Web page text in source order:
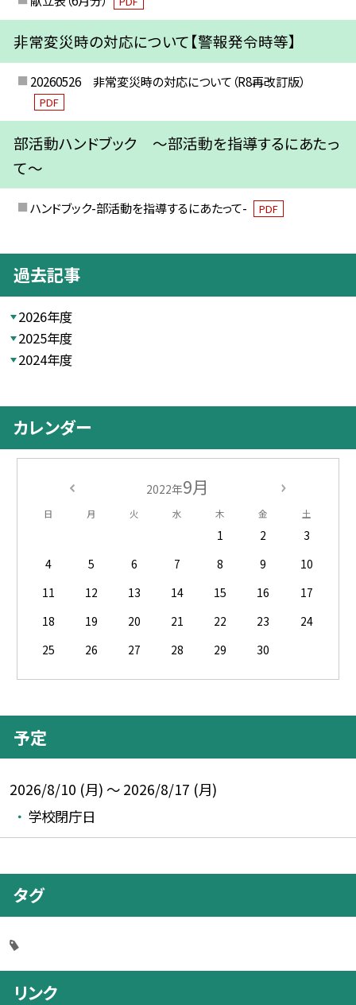
非常変災時の対応について【警報発令時等】
20260526 非常変災時の対応について（R8再改訂版）
PDF
部活動ハンドブック ～部活動を指導するにあたっ
て～
ハンドブック-部活動を指導するにあたって- PDF
過去記事
2026年度
2025年度
2024年度
カレンダー
2022年9月
日 月 火 水 木 金 土
1 2
3
4
5 6 7 8 9
10
11
12 13 14 15 16
17
18
19 20 21 22 23
24
25
26 27 28 29 30
予定
2026/8/10 (月) ～ 2026/8/17 (月)
学校閉庁日
タグ
リンク